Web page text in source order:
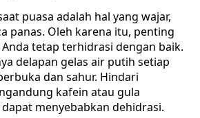
puasa adalah hal yang wajar,
panas. Oleh karena itu, penting
tetap terhidrasi dengan baik.
delapan gelas air putih setiap
dan sahur. Hindari
kafein atau gula
menyebabkan dehidrasi.